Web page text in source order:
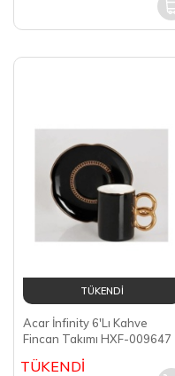
TÜKENDİ
Acar İnfinity 6'Lı Kahve
Fincan Takımı HXF-009647
TÜKENDİ